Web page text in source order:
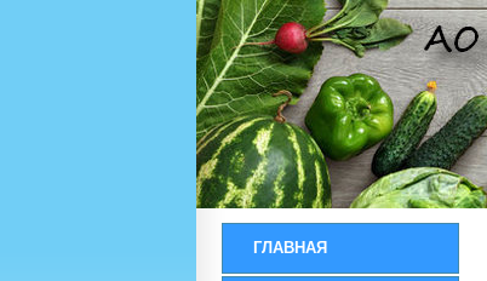
ГЛАВНАЯ